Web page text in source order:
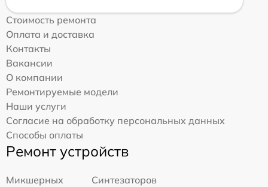
Стоимость ремонта
Оплата и доставка
Контакты
Вакансии
О компании
Ремонтируемые модели
Наши услуги
Согласие на обработку персональных данных
Способы оплаты
Ремонт устройств
Микшерных
Синтезаторов